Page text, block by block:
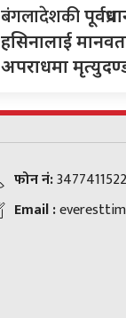
बंगलादेशकी
हसिनालाई
अपराधमा
फोन नं:3477411522
Email :